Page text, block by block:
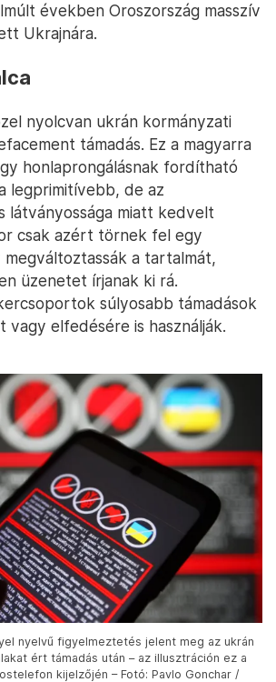
években Oroszország masszív
Ukrajnára.
nyolcvan ukrán kormányzati
támadás. Ez a magyarra
honlaprongálásnak fordítható
legprimitívebb, de az
látványossága miatt kedvelt
csak azért törnek fel egy
a tartalmát,
üzenetet írjanak ki rá.
súlyosabb támadások
vagy elfedésére is használják.
nyelvű figyelmeztetés jelent meg az ukrán
ért támadás után – az illusztráción ez a
kijelzőjén – Fotó: Pavlo Gonchar /